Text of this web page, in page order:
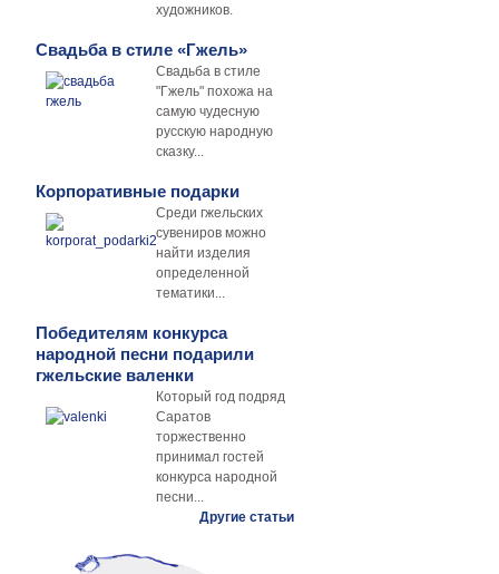
художников.
Свадьба в стиле «Гжель»
Свадьба в стиле
"Гжель" похожа на
самую чудесную
русскую народную
сказку...
Корпоративные подарки
Среди гжельских
сувениров можно
найти изделия
определенной
тематики...
Победителям конкурса
народной песни подарили
гжельские валенки
Который год подряд
Саратов
торжественно
принимал гостей
конкурса народной
песни...
Другие статьи